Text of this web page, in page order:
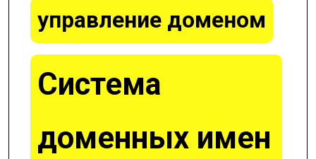
управление доменом
Система
доменных имен